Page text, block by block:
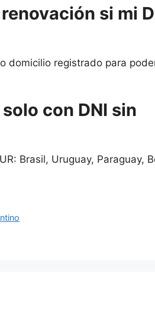
si mi
domicilio registrado para
con DNI sin
Brasil, Uruguay, Paraguay,